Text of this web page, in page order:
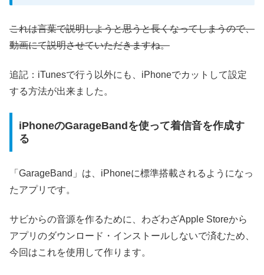
これは言葉で説明しようと思うと長くなってしまうので、
動画にて説明させていただきますね。
追記：iTunesで行う以外にも、iPhoneでカットして設定
する方法が出来ました。
iPhoneのGarageBandを使って着信音を作成す
る
「GarageBand」は、iPhoneに標準搭載されるようになっ
たアプリです。
サビからの音源を作るために、わざわざApple Storeから
アプリのダウンロード・インストールしないで済むため、
今回はこれを使用して作ります。